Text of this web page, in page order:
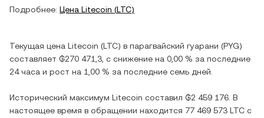
Подробнее: Цена Litecoin (LTC)
Текущая цена Litecoin (LTC) в парагвайский гуарани (PYG)
составляет ₲270 471,3 , c снижение на 0,00 % за последние
24 часа и рост на 1,00 % за последние семь дней.
Исторический максимум Litecoin составил ₲2 459 176 . В
настоящее время в обращении находится 77 469 573 LTC с